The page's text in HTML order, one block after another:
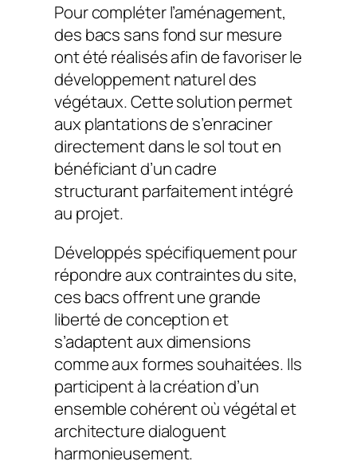
Pour compléter l’aménagement,
des bacs sans fond sur mesure
ont été réalisés afin de favoriser le
développement naturel des
végétaux. Cette solution permet
aux plantations de s’enraciner
directement dans le sol tout en
bénéficiant d’un cadre
structurant parfaitement intégré
au projet.
Développés spécifiquement pour
répondre aux contraintes du site,
ces bacs offrent une grande
liberté de conception et
s’adaptent aux dimensions
comme aux formes souhaitées. Ils
participent à la création d’un
ensemble cohérent où végétal et
architecture dialoguent
harmonieusement.